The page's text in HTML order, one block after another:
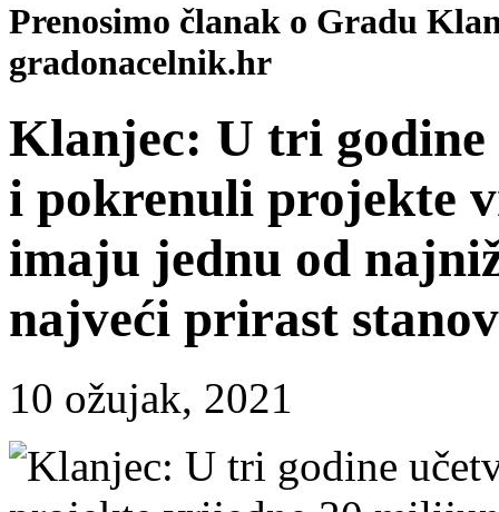
Prenosimo članak o Gradu
gradonacelnik.hr
Klanjec: U tri
i pokrenuli projekte
imaju jednu od
najveći prirast
10 ožujak, 2021